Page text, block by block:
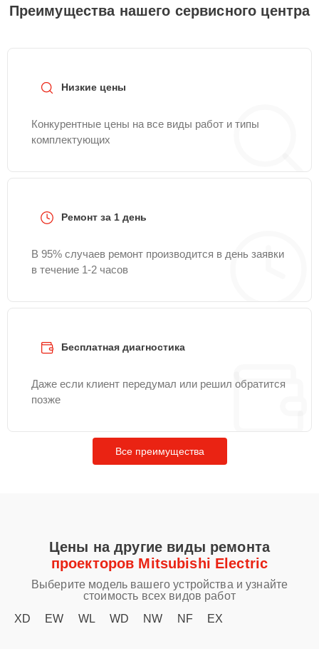
Преимущества нашего сервисного центра
Низкие цены
Конкурентные цены на все виды работ и типы
комплектующих
Ремонт за 1 день
В 95% случаев ремонт производится в день заявки
в течение 1-2 часов
Бесплатная диагностика
Даже если клиент передумал или решил обратится
позже
Все преимущества
Цены на другие виды ремонта
проекторов Mitsubishi Electric
Выберите модель вашего устройства и узнайте
стоимость всех видов работ
XD
EW WL WD NW NF EX